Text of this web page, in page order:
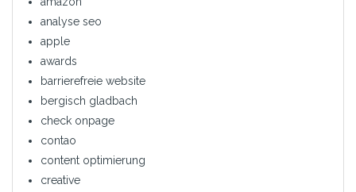
analyse seo
apple
awards
barrierefreie website
bergisch gladbach
check onpage
contao
content optimierung
creative